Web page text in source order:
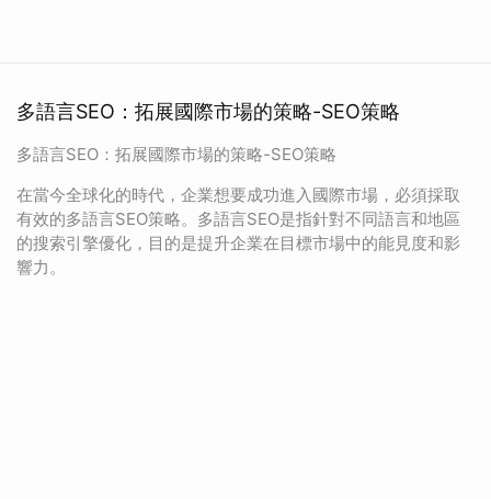
多語言SEO：拓展國際市場的策略-SEO策略
多語言SEO：拓展國際市場的策略-SEO策略
在當今全球化的時代，企業想要成功進入國際市場，必須採取
有效的多語言SEO策略。多語言SEO是指針對不同語言和地區
的搜索引擎優化，目的是提升企業在目標市場中的能見度和影
響力。